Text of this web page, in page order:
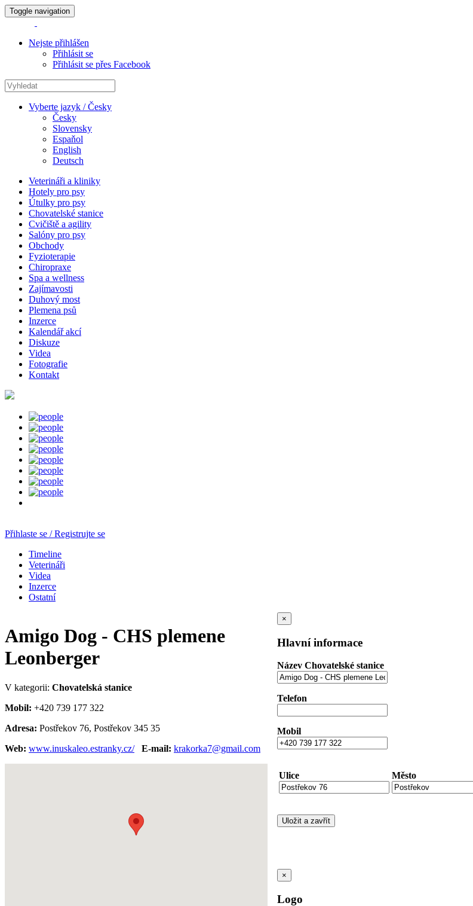
Toggle navigation
Nejste přihlášen
Přihlásit se
Přihlásit se přes Facebook
Vyberte jazyk / Česky
Česky
Slovensky
Espaňol
English
Deutsch
Veterináři a kliniky
Hotely pro psy
Útulky pro psy
Chovatelské stanice
Cvičiště a agility
Salóny pro psy
Obchody
Fyzioterapie
Chiropraxe
Spa a wellness
Zajímavosti
Duhový most
Plemena psů
Inzerce
Kalendář akcí
Diskuze
Videa
Fotografie
Kontakt
Přihlaste se / Registrujte se
Timeline
Veterináři
Videa
Inzerce
Ostatní
Amigo Dog - CHS plemene
Leonberger
V kategorii: Chovatelská stanice
Mobil: +420 739 177 322
Adresa: Postřekov 76, Postřekov 345 35
Web: www.inuskaleo.estranky.cz/ E-mail: krakorka7@gmail.com
×
Hlavní informace
Název Chovatelské stanice
Telefon
Mobil
Ulice Město
×
Logo